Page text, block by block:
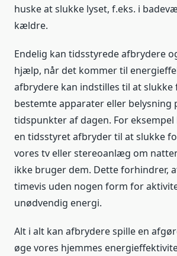
huske at slukke lyset, f.eks. i
kældre.
Endelig kan tidsstyrede afbrydere
hjælp, når det kommer til
afbrydere kan indstilles til at
bestemte apparater eller belysning
tidspunkter af dagen. For
en tidsstyret afbryder til at slukke
vores tv eller stereoanlæg om
ikke bruger dem. Dette forhindrer,
timevis uden nogen form for
unødvendig energi.
Alt i alt kan afbrydere spille en
øge vores hjemmes